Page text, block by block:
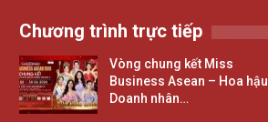
Chương trình trực tiếp
Vòng chung kết Miss
Business Asean – Hoa hậu
Doanh nhân…